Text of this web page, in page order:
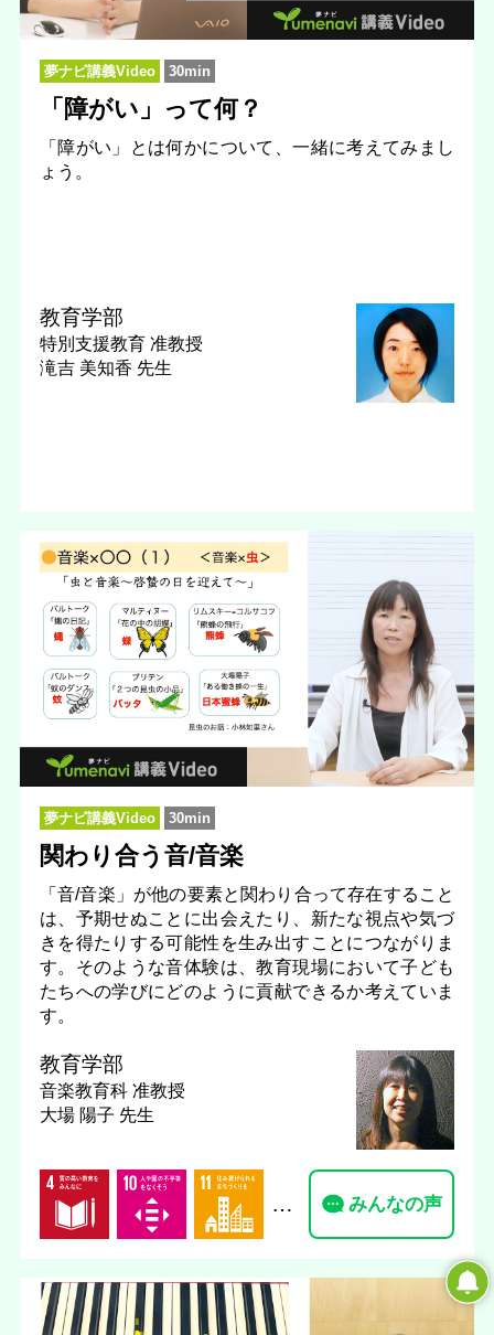
夢ナビ講義Video 30min
「障がい」って何？
「障がい」とは何かについて、一緒に考えてみまし
ょう。
教育学部
特別支援教育 准教授
滝吉 美知香 先生
夢ナビ講義Video 30min
関わり合う音/音楽
「音/音楽」が他の要素と関わり合って存在すること
は、予期せぬことに出会えたり、新たな視点や気づ
きを得たりする可能性を生み出すことにつながりま
す。そのような音体験は、教育現場において子ども
たちへの学びにどのように貢献できるか考えていま
す。
教育学部
音楽教育科 准教授
大場 陽子 先生
… みんなの声